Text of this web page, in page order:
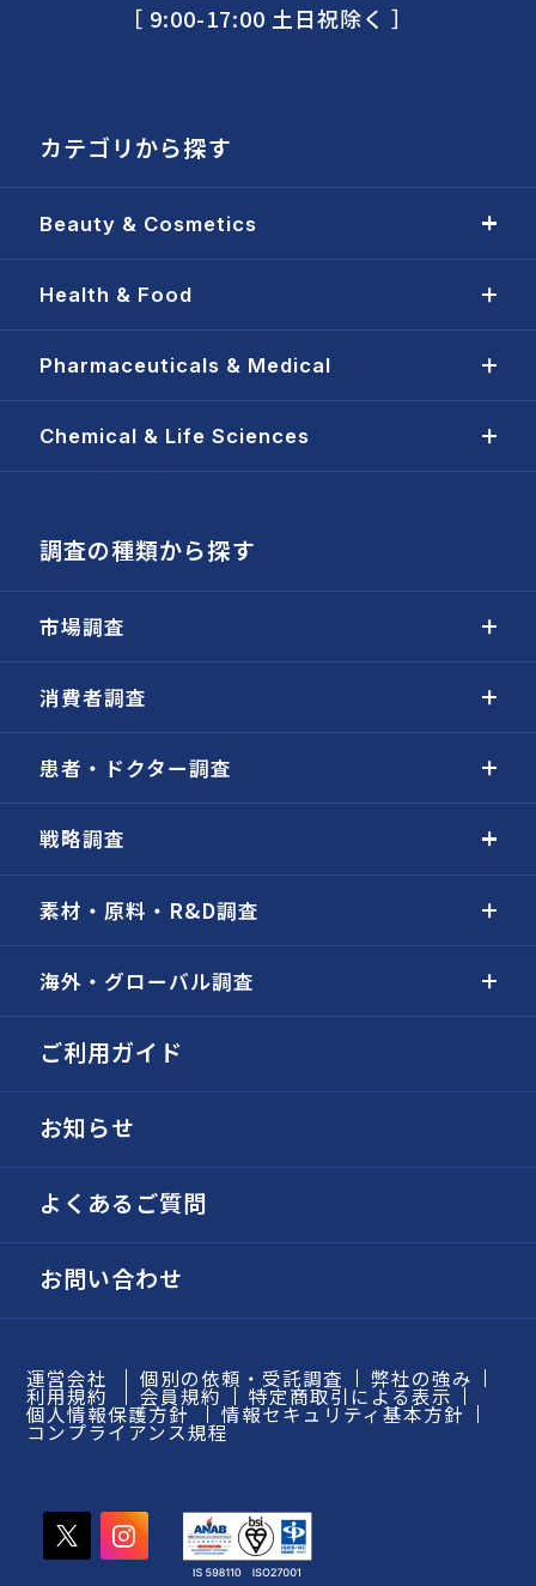
［ 9:00-17:00 土日祝除く ］
カテゴリから探す
Beauty & Cosmetics
Health & Food
Pharmaceuticals & Medical
Chemical & Life Sciences
調査の種類から探す
市場調査
消費者調査
患者・ドクター調査
戦略調査
素材・原料・R&D調査
海外・グローバル調査
ご利用ガイド
お知らせ
よくあるご質問
お問い合わせ
運営会社 個別の依頼・受託調査 弊社の強み
利用規約 会員規約 特定商取引による表示
個人情報保護方針 情報セキュリティ基本方針
コンプライアンス規程